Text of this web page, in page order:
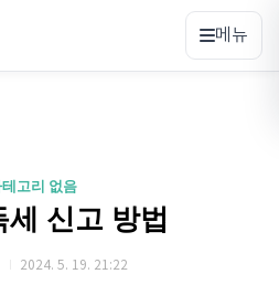
메뉴
테고리 없음
세 신고 방법
2024. 5. 19. 21:22